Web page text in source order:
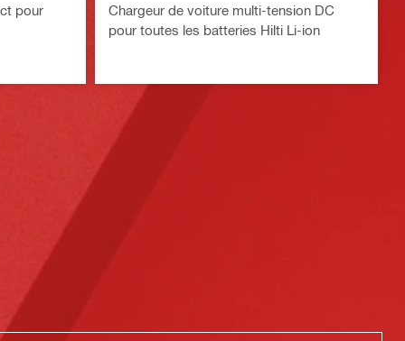
pour
Chargeur de voiture multi-tension DC
pour toutes les batteries Hilti Li-ion